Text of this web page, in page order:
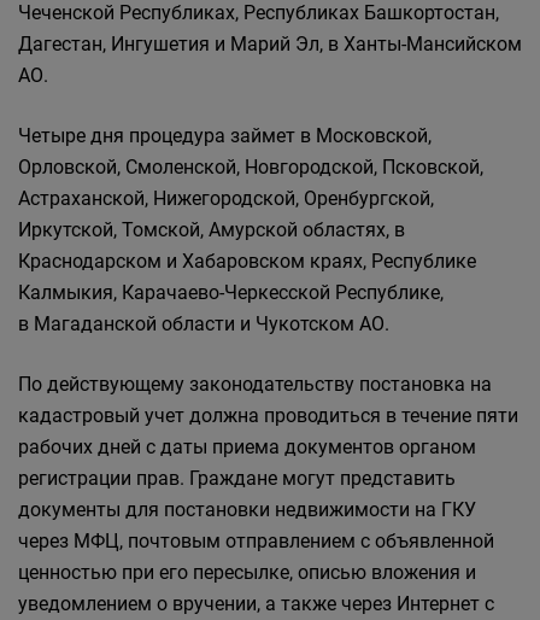
Чеченской Республиках, Республиках Башкортостан,
Дагестан, Ингушетия и Марий Эл, в Ханты-Мансийском
АО.
Четыре дня процедура займет в Московской,
Орловской, Смоленской, Новгородской, Псковской,
Астраханской, Нижегородской, Оренбургской,
Иркутской, Томской, Амурской областях, в
Краснодарском и Хабаровском краях, Республике
Калмыкия, Карачаево-Черкесской Республике,
в Магаданской области и Чукотском АО.
По действующему законодательству постановка на
кадастровый учет должна проводиться в течение пяти
рабочих дней с даты приема документов органом
регистрации прав. Граждане могут представить
документы для постановки недвижимости на ГКУ
через МФЦ, почтовым отправлением с объявленной
ценностью при его пересылке, описью вложения и
уведомлением о вручении, а также через Интернет с